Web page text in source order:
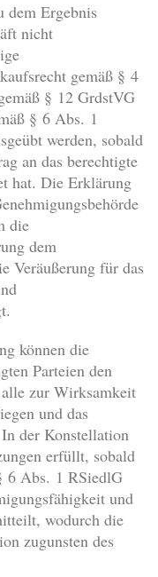
dem Ergebnis
nicht
gemäß § 4
§ 12 GrdstVG
§ 6 Abs. 1
werden, sobald
an das berechtigte
hat. Die Erklärung
die
dem
Veräußerung für das
können die
Parteien den
zur Wirksamkeit
und das
der Konstellation
erfüllt, sobald
6 Abs. 1 RSiedlG
und
wodurch die
zugunsten des